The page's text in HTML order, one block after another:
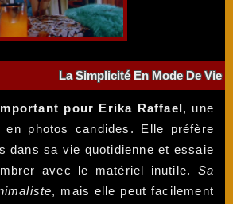
La Simplicité En Mode De Vie
pour Erika Raffael, une
en photos candides. Elle préfère
dans sa vie quotidienne et essaie
avec le matériel inutile. Sa
, mais elle peut facilement